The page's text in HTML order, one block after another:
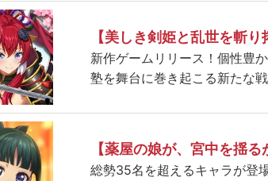
【美しき剣姫と乱世を斬り
新作ゲームリリース！個性豊
塾を舞台に巻き起こる新たな戦
【薬屋の娘が、宮中を揺る
総勢35名を超えるキャラが登